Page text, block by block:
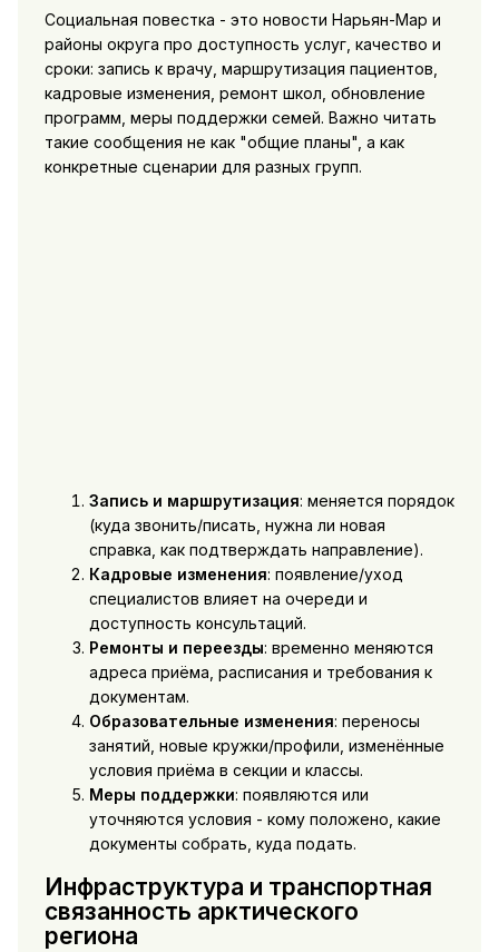
Социальная повестка - это новости Нарьян-Мар и
районы округа про доступность услуг, качество и
сроки: запись к врачу, маршрутизация пациентов,
кадровые изменения, ремонт школ, обновление
программ, меры поддержки семей. Важно читать
такие сообщения не как "общие планы", а как
конкретные сценарии для разных групп.
Запись и маршрутизация: меняется порядок
(куда звонить/писать, нужна ли новая
справка, как подтверждать направление).
Кадровые изменения: появление/уход
специалистов влияет на очереди и
доступность консультаций.
Ремонты и переезды: временно меняются
адреса приёма, расписания и требования к
документам.
Образовательные изменения: переносы
занятий, новые кружки/профили, изменённые
условия приёма в секции и классы.
Меры поддержки: появляются или
уточняются условия - кому положено, какие
документы собрать, куда подать.
Инфраструктура и транспортная
связанность арктического
региона